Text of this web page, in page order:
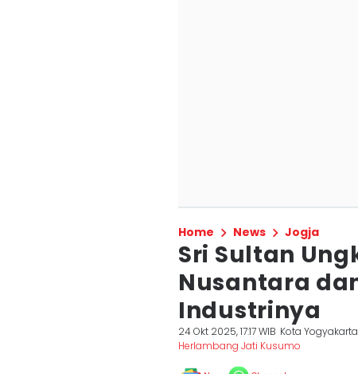
Home News Jogja
Sri Sultan
Nusantara
Industrinya
24 Okt 2025, 17:17 WIB Kota Yogyakarta
Herlambang Jati Kusumo